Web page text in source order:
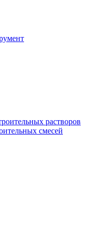
растворов
смесей